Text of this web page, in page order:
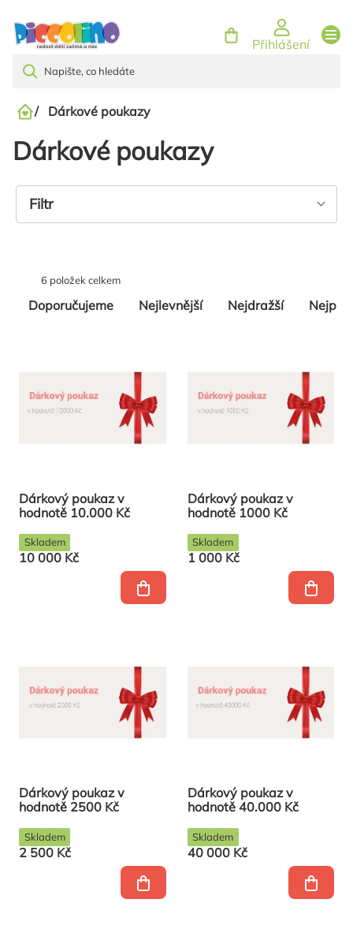
Přihlášení
Domů
/ Dárkové poukazy
Dárkové poukazy
Řazení
Doporučujeme Nejlevnější Nejdražší
6 položek celkem
Filtr
Výpis
produktů
Dárkový poukaz v
hodnotě 10.000 Kč
10 000 Kč
Skladem
Dárkový poukaz v
hodnotě 1000 Kč
1 000 Kč
Skladem
Dárkový poukaz v
hodnotě 2500 Kč
2 500 Kč
Skladem
Dárkový poukaz v
hodnotě 40.000 Kč
40 000 Kč
Skladem